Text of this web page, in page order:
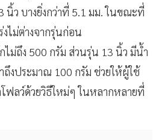
นิ้ว บางยิ่งกว่าที่ 5.1 มม. ในขณะที่
ไม่ต่างจากรุ่นก่อน
ม่ถึง 500 กรัม ส่วนรุ่น 13 นิ้ว มีน้ำ
งประมาณ 100 กรัม ช่วยให้ผู้ใช้
ฟลว์ด้วยวิธีใหม่ๆ ในหลากหลายที่